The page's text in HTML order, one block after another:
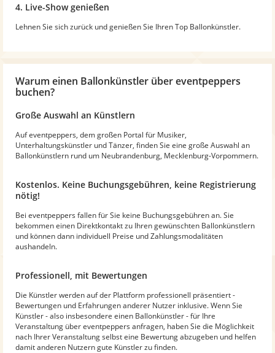
4. Live-Show genießen
Lehnen Sie sich zurück und genießen Sie Ihren Top Ballonkünstler.
Warum einen Ballonkünstler über eventpeppers
buchen?
Große Auswahl an Künstlern
Auf eventpeppers, dem großen Portal für Musiker,
Unterhaltungskünstler und Tänzer, finden Sie eine große Auswahl an
Ballonkünstlern rund um Neubrandenburg, Mecklenburg-Vorpommern.
Kostenlos. Keine Buchungsgebühren, keine Registrierung
nötig!
Bei eventpeppers fallen für Sie keine Buchungsgebühren an. Sie
bekommen einen Direktkontakt zu Ihren gewünschten Ballonkünstlern
und können dann individuell Preise und Zahlungsmodalitäten
aushandeln.
Professionell, mit Bewertungen
Die Künstler werden auf der Plattform professionell präsentiert -
Bewertungen und Erfahrungen anderer Nutzer inklusive. Wenn Sie
Künstler - also insbesondere einen Ballonkünstler - für Ihre
Veranstaltung über eventpeppers anfragen, haben Sie die Möglichkeit
nach Ihrer Veranstaltung selbst eine Bewertung abzugeben und helfen
damit anderen Nutzern gute Künstler zu finden.